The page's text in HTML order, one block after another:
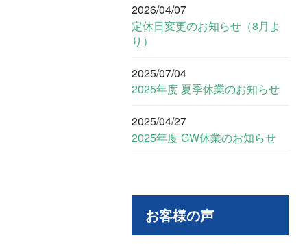
2026/04/07
定休日変更のお知らせ（8月よ
り）
2025/07/04
2025年度 夏季休業のお知らせ
2025/04/27
2025年度 GW休業のお知らせ
お客様の声